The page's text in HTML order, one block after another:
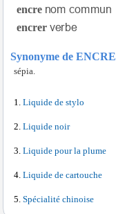
encre
encrer
Synonyme de ENCRE
sépia.
Liquide de stylo
Liquide noir
Liquide pour la plume
Liquide de cartouche
Spécialité chinoise